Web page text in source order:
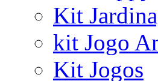
Kit
kit Jogo
Kit Jogos